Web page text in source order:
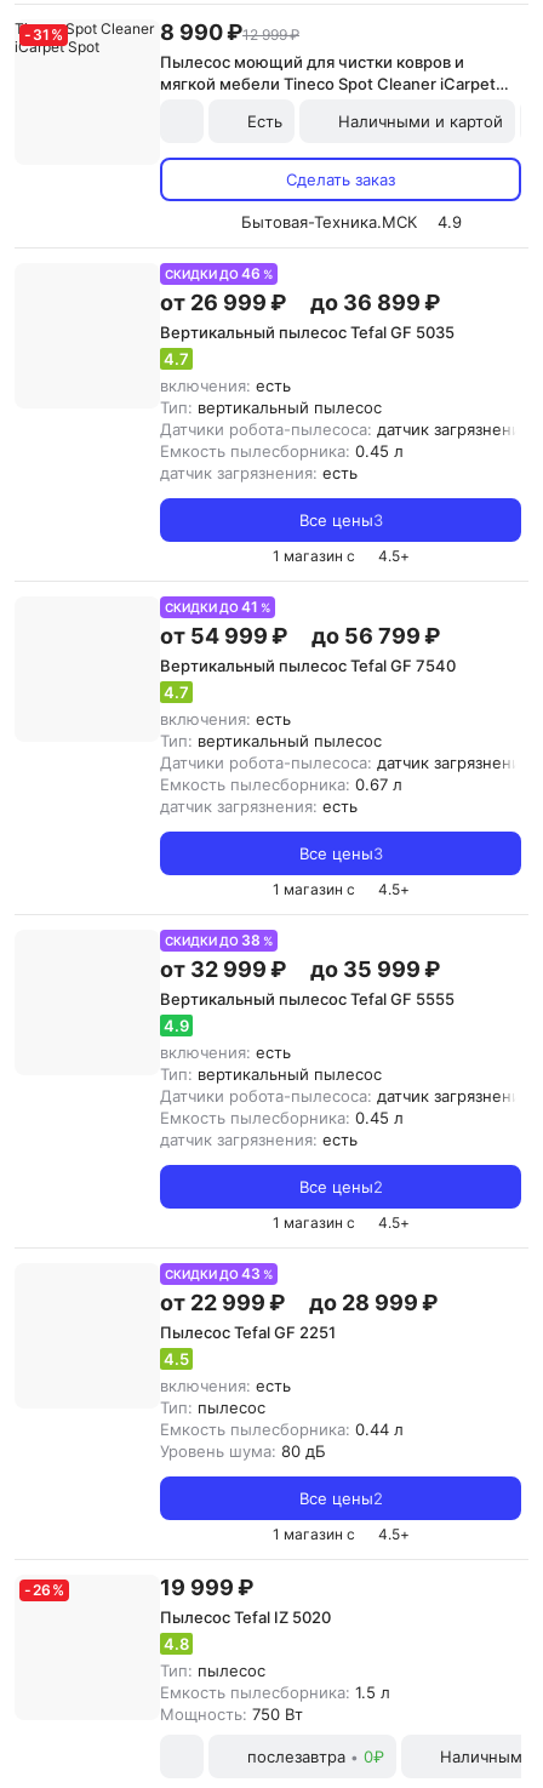
- 31 % 8 990 ₽12 999 ₽
Пылесос моющий для чистки ковров и
мягкой мебели Tineco Spot Cleaner iCarpet
Есть
Наличными и картой
Сделать заказ
Бытовая-Техника.МСК 4.9
СКИДКИ ДО46 %
от 26 999 ₽ до 36 899 ₽
Вертикальный пылесос Tefal GF 5035
4.7
включения: есть
Тип: вертикальный пылесос
Датчики робота-пылесоса: датчик загрязнения
Емкость пылесборника: 0.45 л
датчик загрязнения: есть
Все цены3
1 магазин с 4.5+
СКИДКИ ДО41 %
от 54 999 ₽ до 56 799 ₽
Вертикальный пылесос Tefal GF 7540
4.7
включения: есть
Тип: вертикальный пылесос
Датчики робота-пылесоса: датчик загрязнения
Емкость пылесборника: 0.67 л
датчик загрязнения: есть
Все цены3
1 магазин с 4.5+
СКИДКИ ДО 38 %
от 32 999 ₽ до 35 999 ₽
Вертикальный пылесос Tefal GF 5555
4.9
включения: есть
Тип: вертикальный пылесос
Датчики робота-пылесоса: датчик загрязнения
Емкость пылесборника: 0.45 л
датчик загрязнения: есть
Все цены2
1 магазин с 4.5+
СКИДКИ ДО43 %
от 22 999 ₽ до 28 999 ₽
Пылесос Tefal GF 2251
4.5
включения: есть
Тип: пылесос
Емкость пылесборника: 0.44 л
Уровень шума: 80 дБ
Все цены2
1 магазин с 4.5+
-26 % 19 999 ₽
Пылесос Tefal IZ 5020
4.8
Тип: пылесос
Емкость пылесборника: 1.5 л
Мощность: 750 Вт
послезавтра • 0₽ Наличными